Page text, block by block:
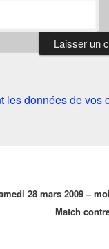
les données de vos
28 mars 2009 –
Match